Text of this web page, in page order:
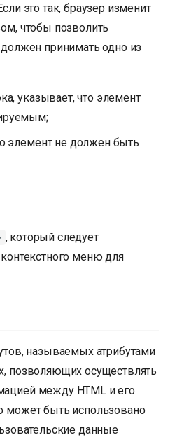
это так, браузер изменит
чтобы позволить
принимать одно из
указывает, что элемент
элемент не должен быть
, который следует
меню для
называемых атрибутами
позволяющих осуществлять
между HTML и его
может быть использовано
данные